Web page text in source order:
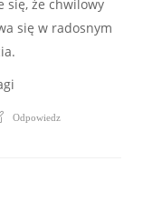
się, że chwilowy
się w radosnym
Odpowiedz